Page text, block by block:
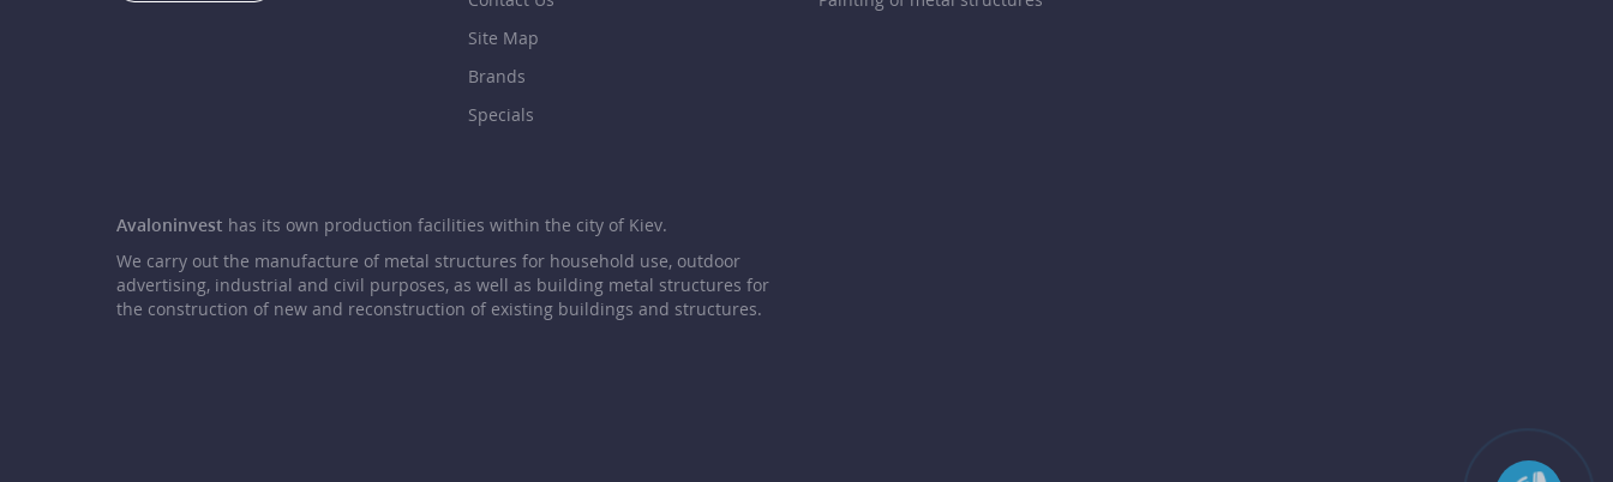
Site Map
Brands
Specials
Avaloninvest has its own production facilities within the city of Kiev.
We carry out the manufacture of metal structures for household use, outdoor
advertising, industrial and civil purposes, as well as building metal structures for
the construction of new and reconstruction of existing buildings and structures.